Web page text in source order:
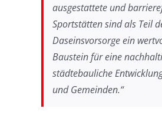
ausgestattete und
Sportstätten sind als Teil
Daseinsvorsorge ein
Baustein für eine
städtebauliche
und Gemeinden.“